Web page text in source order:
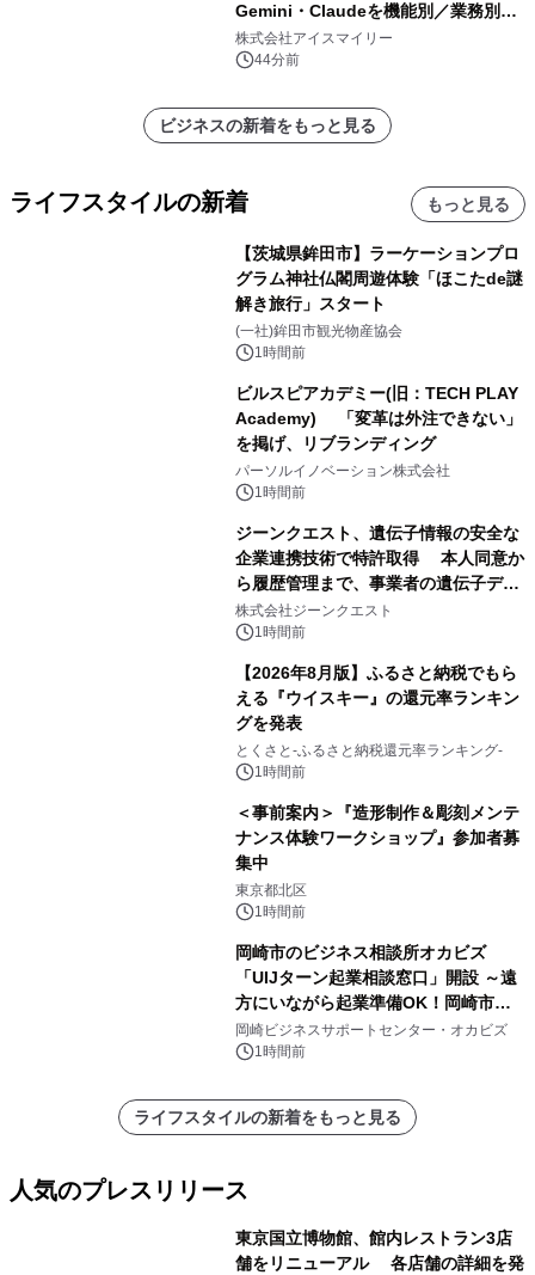
Gemini・Claudeを機能別／業務別に
比較―自社に合う生成AIの選び方がわ
かる実践ガイド
株式会社アイスマイリー
44分前
ビジネスの新着をもっと見る
ライフスタイルの新着 もっと見る
【茨城県鉾田市】ラーケーションプロ
グラム神社仏閣周遊体験「ほこたde謎
解き旅行」スタート
(一社)鉾田市観光物産協会
1時間前
ビルスピアカデミー(旧：TECH PLAY
Academy) 「変革は外注できない」
を掲げ、リブランディング
パーソルイノベーション株式会社
1時間前
ジーンクエスト、遺伝子情報の安全な
企業連携技術で特許取得 本人同意か
ら履歴管理まで、事業者の遺伝子デー
タ活用を支援
株式会社ジーンクエスト
1時間前
【2026年8月版】ふるさと納税でもら
える『ウイスキー』の還元率ランキン
グを発表
とくさと-ふるさと納税還元率ランキング-
1時間前
＜事前案内＞『造形制作＆彫刻メンテ
ナンス体験ワークショップ』参加者募
集中
東京都北区
1時間前
岡崎市のビジネス相談所オカビズ
「UIJターン起業相談窓口」開設 ～遠
方にいながら起業準備OK！岡崎市を
挑戦者があつまるまちに～
岡崎ビジネスサポートセンター・オカビズ
1時間前
ライフスタイルの新着をもっと見る
人気のプレスリリース
東京国立博物館、館内レストラン3店
舗をリニューアル 各店舗の詳細を発